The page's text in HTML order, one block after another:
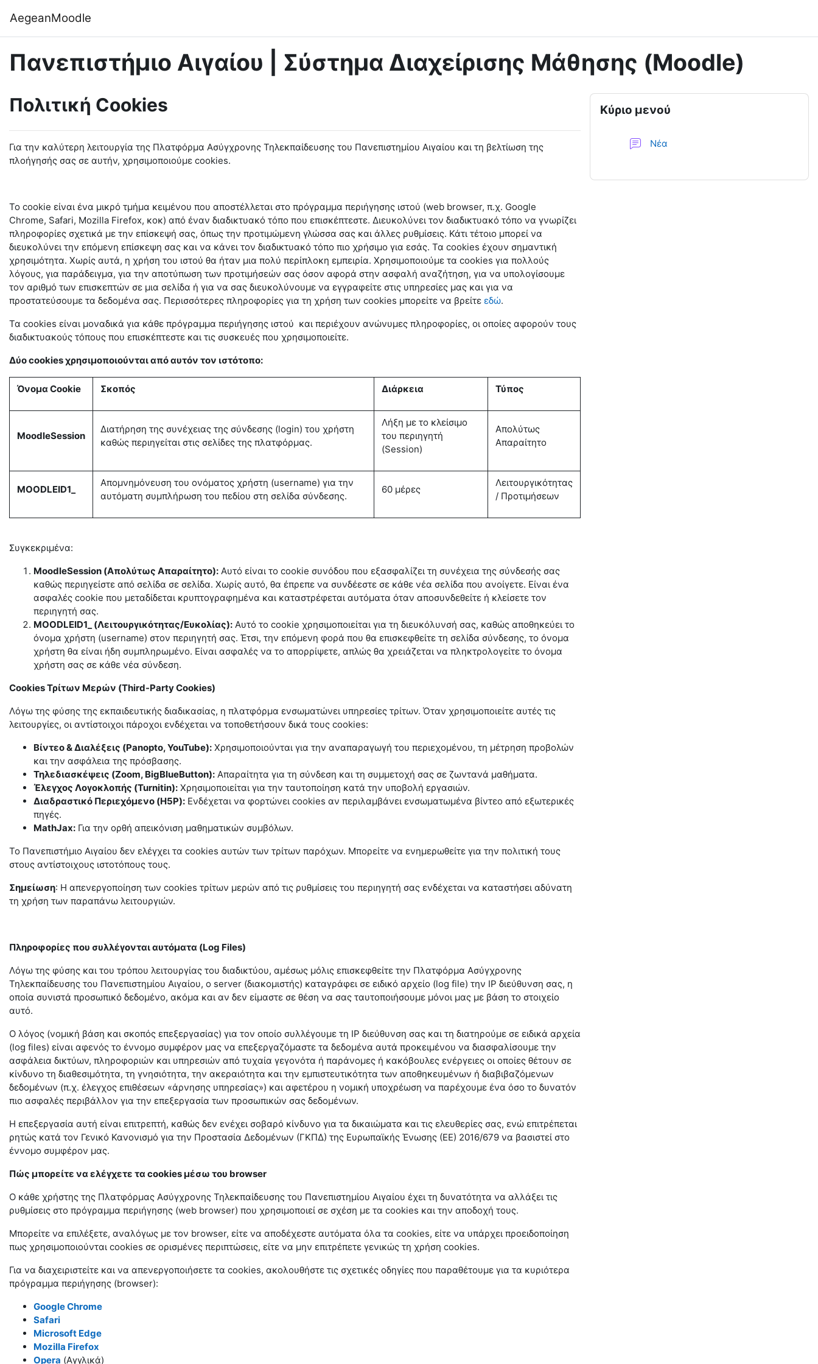
AegeanMoodle
Πανεπιστήμιο Αιγαίου | Σύστημα Διαχείρισης Μάθησης (Moodle)
Πολιτική Cookies
Για την καλύτερη λειτουργία της Πλατφόρμα Ασύγχρονης Τηλεκπαίδευσης του Πανεπιστημίου Αιγαίου και τη βελτίωση της
πλοήγησής σας σε αυτήν, χρησιμοποιούμε cookies.
Το cookie είναι ένα μικρό τμήμα κειμένου που αποστέλλεται στο πρόγραμμα περιήγησης ιστού (web browser, π.χ. Google
Chrome, Safari, Mozilla Firefox, κοκ) από έναν διαδικτυακό τόπο που επισκέπτεστε. Διευκολύνει τον διαδικτυακό τόπο να γνωρίζει
πληροφορίες σχετικά με την επίσκεψή σας, όπως την προτιμώμενη γλώσσα σας και άλλες ρυθμίσεις. Κάτι τέτοιο μπορεί να
διευκολύνει την επόμενη επίσκεψη σας και να κάνει τον διαδικτυακό τόπο πιο χρήσιμο για εσάς. Τα cookies έχουν σημαντική
χρησιμότητα. Χωρίς αυτά, η χρήση του ιστού θα ήταν μια πολύ περίπλοκη εμπειρία. Χρησιμοποιούμε τα cookies για πολλούς
λόγους, για παράδειγμα, για την αποτύπωση των προτιμήσεών σας όσον αφορά στην ασφαλή αναζήτηση, για να υπολογίσουμε
τον αριθμό των επισκεπτών σε μια σελίδα ή για να σας διευκολύνουμε να εγγραφείτε στις υπηρεσίες μας και για να
προστατεύσουμε τα δεδομένα σας. Περισσότερες πληροφορίες για τη χρήση των cookies μπορείτε να βρείτε εδώ.
Τα cookies είναι μοναδικά για κάθε πρόγραμμα περιήγησης ιστού και περιέχουν ανώνυμες πληροφορίες, οι οποίες αφορούν τους
διαδικτυακούς τόπους που επισκέπτεστε και τις συσκευές που χρησιμοποιείτε.
Δύο cookies χρησιμοποιούνται από αυτόν τον ιστότοπο:
Όνομα Cookie Σκοπός Διάρκεια Τύπος
MoodleSession
Διατήρηση της συνέχειας της σύνδεσης (login) του χρήστη
καθώς περιηγείται στις σελίδες της πλατφόρμας.
Λήξη με το κλείσιμο
του περιηγητή
(Session)
Απολύτως
Απαραίτητο
MOODLEID1_
Απομνημόνευση του ονόματος χρήστη (username) για την
αυτόματη συμπλήρωση του πεδίου στη σελίδα σύνδεσης.
60 μέρες
Λειτουργικότητας
/ Προτιμήσεων
Συγκεκριμένα:
MoodleSession (Απολύτως Απαραίτητο): Αυτό είναι το cookie συνόδου που εξασφαλίζει τη συνέχεια της σύνδεσής σας
καθώς περιηγείστε από σελίδα σε σελίδα. Χωρίς αυτό, θα έπρεπε να συνδέεστε σε κάθε νέα σελίδα που ανοίγετε. Είναι ένα
ασφαλές cookie που μεταδίδεται κρυπτογραφημένα και καταστρέφεται αυτόματα όταν αποσυνδεθείτε ή κλείσετε τον
περιηγητή σας.
MOODLEID1_ (Λειτουργικότητας/Ευκολίας): Αυτό το cookie χρησιμοποιείται για τη διευκόλυνσή σας, καθώς αποθηκεύει το
όνομα χρήστη (username) στον περιηγητή σας. Έτσι, την επόμενη φορά που θα επισκεφθείτε τη σελίδα σύνδεσης, το όνομα
χρήστη θα είναι ήδη συμπληρωμένο. Είναι ασφαλές να το απορρίψετε, απλώς θα χρειάζεται να πληκτρολογείτε το όνομα
χρήστη σας σε κάθε νέα σύνδεση.
CookiesΤρίτων Μερών (Third-Party Cookies)
Λόγω της φύσης της εκπαιδευτικής διαδικασίας, η πλατφόρμα ενσωματώνει υπηρεσίες τρίτων. Όταν χρησιμοποιείτε αυτές τις
λειτουργίες, οι αντίστοιχοι πάροχοι ενδέχεται να τοποθετήσουν δικά τους cookies:
Βίντεο & Διαλέξεις (Panopto, YouTube): Χρησιμοποιούνται για την αναπαραγωγή του περιεχομένου, τη μέτρηση προβολών
και την ασφάλεια της πρόσβασης.
Τηλεδιασκέψεις (Zoom, BigBlueButton): Απαραίτητα για τη σύνδεση και τη συμμετοχή σας σε ζωντανά μαθήματα.
Έλεγχος Λογοκλοπής (Turnitin): Χρησιμοποιείται για την ταυτοποίηση κατά την υποβολή εργασιών.
Διαδραστικό Περιεχόμενο (H5P): Ενδέχεται να φορτώνει cookies αν περιλαμβάνει ενσωματωμένα βίντεο από εξωτερικές
πηγές.
MathJax: Για την ορθή απεικόνιση μαθηματικών συμβόλων.
Το Πανεπιστήμιο Αιγαίου δεν ελέγχει τα cookies αυτών των τρίτων παρόχων. Μπορείτε να ενημερωθείτε για την πολιτική τους
στους αντίστοιχους ιστοτόπους τους.
Σημείωση: Η απενεργοποίηση των cookies τρίτων μερών από τις ρυθμίσεις του περιηγητή σας ενδέχεται να καταστήσει αδύνατη
τη χρήση των παραπάνω λειτουργιών.
Πληροφορίες που συλλέγονται αυτόματα (Log Files)
Λόγω της φύσης και του τρόπου λειτουργίας του διαδικτύου, αμέσως μόλις επισκεφθείτε την Πλατφόρμα Ασύγχρονης
Τηλεκπαίδευσης του Πανεπιστημίου Αιγαίου, ο server (διακομιστής) καταγράφει σε ειδικό αρχείο (log file) την IP διεύθυνση σας, η
οποία συνιστά προσωπικό δεδομένο, ακόμα και αν δεν είμαστε σε θέση να σας ταυτοποιήσουμε μόνοι μας με βάση το στοιχείο
αυτό.
Ο λόγος (νομική βάση και σκοπός επεξεργασίας) για τον οποίο συλλέγουμε τη IP διεύθυνση σας και τη διατηρούμε σε ειδικά αρχεία
(log files) είναι αφενός το έννομο συμφέρον μας να επεξεργαζόμαστε τα δεδομένα αυτά προκειμένου να διασφαλίσουμε την
ασφάλεια δικτύων, πληροφοριών και υπηρεσιών από τυχαία γεγονότα ή παράνομες ή κακόβουλες ενέργειες οι οποίες θέτουν σε
κίνδυνο τη διαθεσιμότητα, τη γνησιότητα, την ακεραιότητα και την εμπιστευτικότητα των αποθηκευμένων ή διαβιβαζόμενων
δεδομένων (π.χ. έλεγχος επιθέσεων «άρνησης υπηρεσίας») και αφετέρου η νομική υποχρέωση να παρέχουμε ένα όσο το δυνατόν
πιο ασφαλές περιβάλλον για την επεξεργασία των προσωπικών σας δεδομένων.
Η επεξεργασία αυτή είναι επιτρεπτή, καθώς δεν ενέχει σοβαρό κίνδυνο για τα δικαιώματα και τις ελευθερίες σας, ενώ επιτρέπεται
ρητώς κατά τον Γενικό Κανονισμό για την Προστασία Δεδομένων (ΓΚΠΔ) της Ευρωπαϊκής Ένωσης (ΕΕ) 2016/679 να βασιστεί στο
έννομο συμφέρον μας.
Πώς μπορείτε να ελέγχετε τα cookies μέσω του browser
Ο κάθε χρήστης της Πλατφόρμας Ασύγχρονης Τηλεκπαίδευσης του Πανεπιστημίου Αιγαίου έχει τη δυνατότητα να αλλάξει τις
ρυθμίσεις στο πρόγραμμα περιήγησης (web browser) που χρησιμοποιεί σε σχέση με τα cookies και την αποδοχή τους.
Μπορείτε να επιλέξετε, αναλόγως με τον browser, είτε να αποδέχεστε αυτόματα όλα τα cookies, είτε να υπάρχει προειδοποίηση
πως χρησιμοποιούνται cookies σε ορισμένες περιπτώσεις, είτε να μην επιτρέπετε γενικώς τη χρήση cookies.
Για να διαχειριστείτε και να απενεργοποιήσετε τα cookies, ακολουθήστε τις σχετικές οδηγίες που παραθέτουμε για τα κυριότερα
πρόγραμμα περιήγησης (browser):
Google Chrome
Safari
Microsoft Edge
Mozilla Firefox
Opera (Αγγλικά)
Μπλοκ
Παράλειψη Κύριο μενού
Κύριο μενού
Νέα